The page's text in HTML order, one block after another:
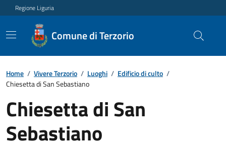
Regione Liguria
Comune di Terzorio
Home / Vivere Terzorio / Luoghi / Edificio di culto /
Chiesetta di San Sebastiano
Chiesetta di San
Sebastiano